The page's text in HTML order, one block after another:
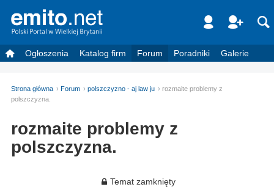
Ogłoszenia Katalog firm Forum Poradniki Galerie
Strona główna Forum polszczyzno - aj law ju
rozmaite problemy z
polszczyzna.
rozmaite problemy z
polszczyzna.
Temat zamknięty